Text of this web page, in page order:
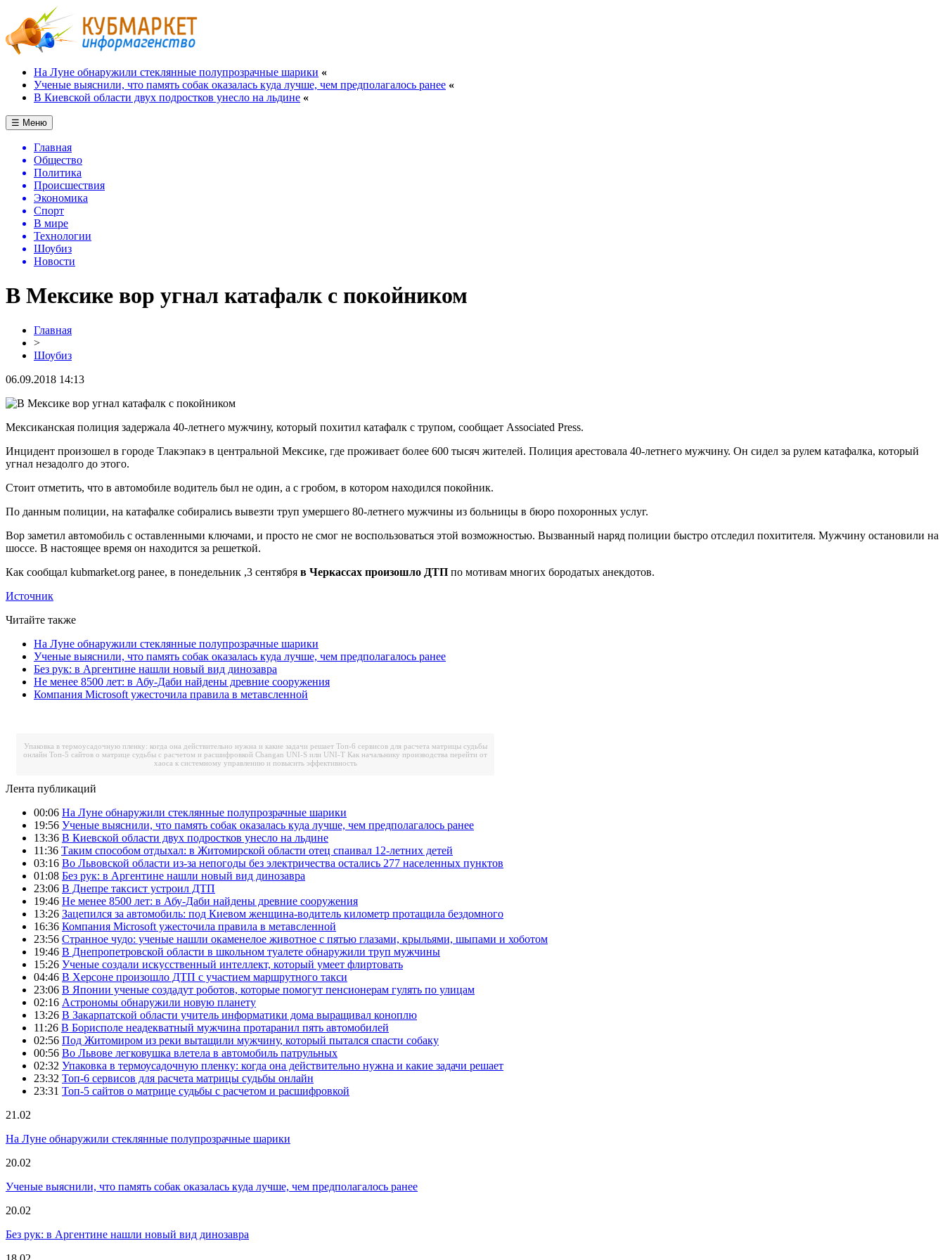
На Луне обнаружили стеклянные полупрозрачные шарики «
Ученые выяснили, что память собак оказалась куда лучше, чем предполагалось ранее «
В Киевской области двух подростков унесло на льдине «
☰ Меню
Главная
Общество
Политика
Происшествия
Экономика
Спорт
В мире
Технологии
Шоубиз
Новости
В Мексике вор угнал катафалк с покойником
Главная
>
Шоубиз
06.09.2018 14:13
Мексиканская полиция задержала 40-летнего мужчину, который похитил катафалк с трупом, сообщает Associated Press.
Инцидент произошел в городе Тлакэпакэ в центральной Мексике, где проживает более 600 тысяч жителей. Полиция арестовала 40-летнего мужчину. Он сидел за рулем катафалка, который
угнал незадолго до этого.
Стоит отметить, что в автомобиле водитель был не один, а с гробом, в котором находился покойник.
По данным полиции, на катафалке собирались вывезти труп умершего 80-летнего мужчины из больницы в бюро похоронных услуг.
Вор заметил автомобиль с оставленными ключами, и просто не смог не воспользоваться этой возможностью. Вызванный наряд полиции быстро отследил похитителя. Мужчину остановили на
шоссе. В настоящее время он находится за решеткой.
Как сообщал kubmarket.org ранее, в понедельник ,3 сентября в Черкассах произошло ДТП по мотивам многих бородатых анекдотов.
Источник
Читайте также
На Луне обнаружили стеклянные полупрозрачные шарики
Ученые выяснили, что память собак оказалась куда лучше, чем предполагалось ранее
Без рук: в Аргентине нашли новый вид динозавра
Не менее 8500 лет: в Абу-Даби найдены древние сооружения
Компания Microsoft ужесточила правила в метавсленной
Упаковка в термоусадочную пленку: когда она действительно нужна и какие задачи решает Топ-6 сервисов для расчета матрицы судьбы
онлайн Топ-5 сайтов о матрице судьбы с расчетом и расшифровкой Changan UNI-S или UNI-T Как начальнику производства перейти от
хаоса к системному управлению и повысить эффективность
Лента публикаций
00:06 На Луне обнаружили стеклянные полупрозрачные шарики
19:56 Ученые выяснили, что память собак оказалась куда лучше, чем предполагалось ранее
13:36 В Киевской области двух подростков унесло на льдине
11:36 Таким способом отдыхал: в Житомирской области отец спаивал 12-летних детей
03:16 Во Львовской области из-за непогоды без электричества остались 277 населенных пунктов
01:08 Без рук: в Аргентине нашли новый вид динозавра
23:06 В Днепре таксист устроил ДТП
19:46 Не менее 8500 лет: в Абу-Даби найдены древние сооружения
13:26 Зацепился за автомобиль: под Киевом женщина-водитель километр протащила бездомного
16:36 Компания Microsoft ужесточила правила в метавсленной
23:56 Странное чудо: ученые нашли окаменелое животное с пятью глазами, крыльями, шыпами и хоботом
19:46 В Днепропетровской области в школьном туалете обнаружили труп мужчины
15:26 Ученые создали искусственный интеллект, который умеет флиртовать
04:46 В Херсоне произошло ДТП с участием маршрутного такси
23:06 В Японии ученые создадут роботов, которые помогут пенсионерам гулять по улицам
02:16 Астрономы обнаружили новую планету
13:26 В Закарпатской области учитель информатики дома выращивал коноплю
11:26 В Борисполе неадекватный мужчина протаранил пять автомобилей
02:56 Под Житомиром из реки вытащили мужчину, который пытался спасти собаку
00:56 Во Львове легковушка влетела в автомобиль патрульных
02:32 Упаковка в термоусадочную пленку: когда она действительно нужна и какие задачи решает
23:32 Топ-6 сервисов для расчета матрицы судьбы онлайн
23:31 Топ-5 сайтов о матрице судьбы с расчетом и расшифровкой
21.02
На Луне обнаружили стеклянные полупрозрачные шарики
20.02
Ученые выяснили, что память собак оказалась куда лучше, чем предполагалось ранее
20.02
Без рук: в Аргентине нашли новый вид динозавра